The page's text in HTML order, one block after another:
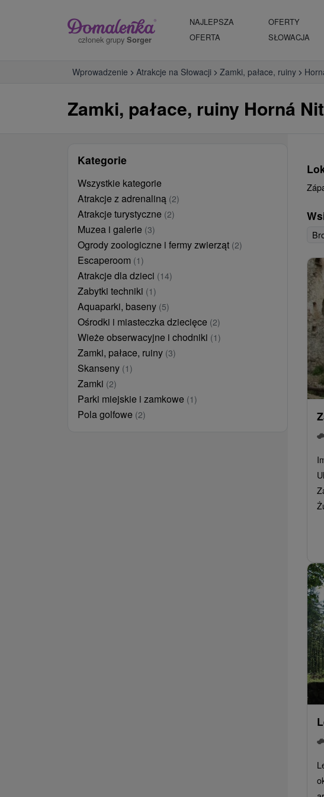
członek grupy Sorger
NAJLEPSZA
OFERTA
OFERTY
SŁOWACJA
Wprowadzenie Atrakcje na Słowacji Zamki, pałace, ruiny
Zamki, pałace, ruiny Horná
Kategorie
Wszystkie kategorie
Atrakcje z adrenaliną (2)
Atrakcje turystyczne (2)
Muzea i galerie (3)
Ogrody zoologiczne i fermy zwierząt (2)
Escaperoom (1)
Atrakcje dla dzieci (14)
Zabytki techniki (1)
Aquaparki, baseny (5)
Ośrodki i miasteczka dziecięce (2)
Wieże obserwacyjne i chodniki (1)
Zamki, pałace, ruiny (3)
Skanseny (1)
Zamki (2)
Parki miejskie i zamkowe (1)
Pola golfowe (2)